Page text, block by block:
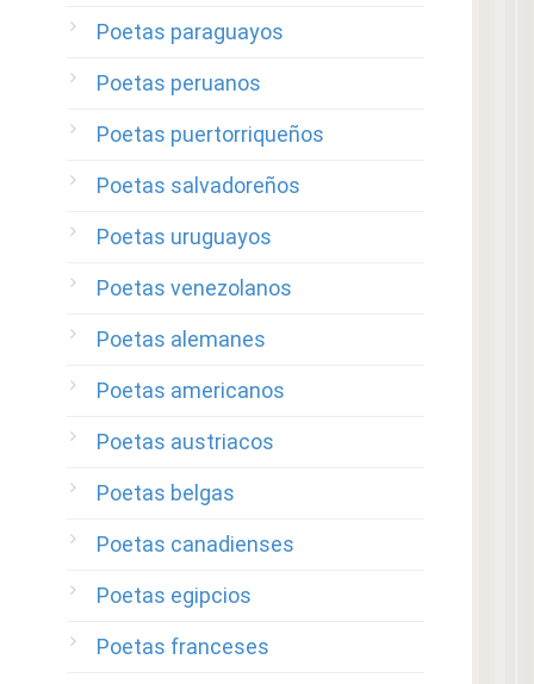
Poetas paraguayos
Poetas peruanos
Poetas puertorriqueños
Poetas salvadoreños
Poetas uruguayos
Poetas venezolanos
Poetas alemanes
Poetas americanos
Poetas austriacos
Poetas belgas
Poetas canadienses
Poetas egipcios
Poetas franceses